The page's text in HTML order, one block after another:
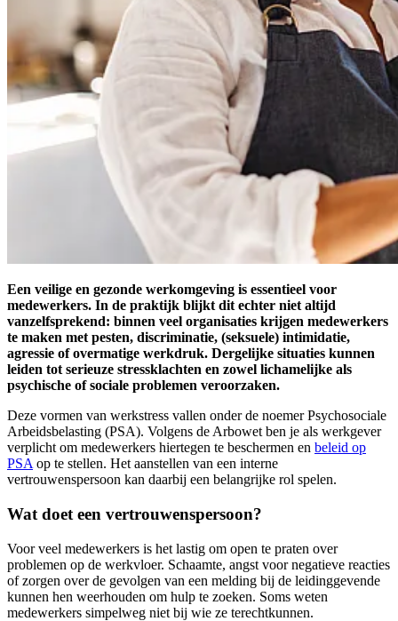
Een veilige en gezonde werkomgeving is essentieel voor
medewerkers. In de praktijk blijkt dit echter niet altijd
vanzelfsprekend: binnen veel organisaties krijgen medewerkers
te maken met pesten, discriminatie, (seksuele) intimidatie,
agressie of overmatige werkdruk. Dergelijke situaties kunnen
leiden tot serieuze stressklachten en zowel lichamelijke als
psychische of sociale problemen veroorzaken.
Deze vormen van werkstress vallen onder de noemer Psychosociale
Arbeidsbelasting (PSA). Volgens de Arbowet ben je als werkgever
verplicht om medewerkers hiertegen te beschermen en beleid op
PSA op te stellen. Het aanstellen van een interne
vertrouwenspersoon kan daarbij een belangrijke rol spelen.
Wat doet een vertrouwenspersoon?
Voor veel medewerkers is het lastig om open te praten over
problemen op de werkvloer. Schaamte, angst voor negatieve reacties
of zorgen over de gevolgen van een melding bij de leidinggevende
kunnen hen weerhouden om hulp te zoeken. Soms weten
medewerkers simpelweg niet bij wie ze terechtkunnen.